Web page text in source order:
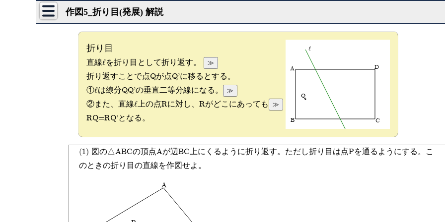
作図5_折り目(発展) 解説
折り目
直線lを折り目として折り返す。 ≫
折り返すことで点Qが点Q'に移るとする。
①lは線分QQ'の垂直二等分線になる。
≫
②また、直線l上の点Rに対し、Rがどこにあっても ≫
RQ=RQ'となる。
A
B C
D
Q
l
(1) 図の△ABCの頂点Aが辺BC上にくるように折り返す。ただし折り目は点Pを通るようにする。こ
のときの折り目の直線を作図せよ。
A